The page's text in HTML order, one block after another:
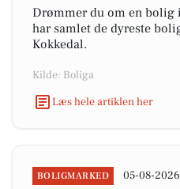
Drømmer du om en bolig
har samlet de dyreste
Kokkedal.
Kilde: Boliga
Læs hele artiklen her
BOLIGMARKED 05-08-